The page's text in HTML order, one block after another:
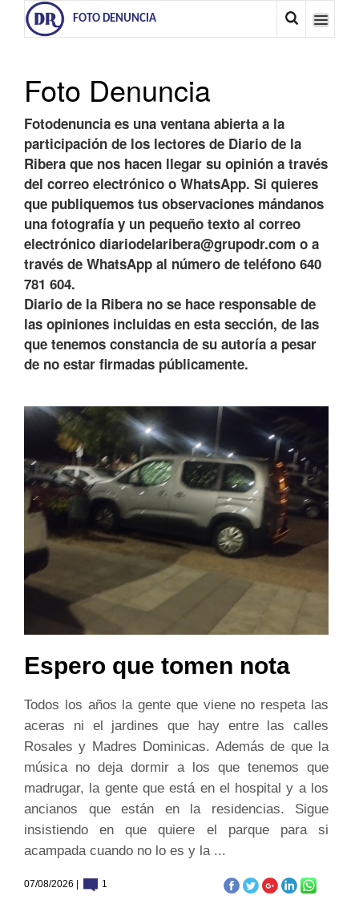
FOTO DENUNCIA
Foto Denuncia
Fotodenuncia es una ventana abierta a la
participación de los lectores de Diario de la
Ribera que nos hacen llegar su opinión a través
del correo electrónico o WhatsApp. Si quieres
que publiquemos tus observaciones mándanos
una fotografía y un pequeño texto al correo
electrónico diariodelaribera@grupodr.com o a
través de WhatsApp al número de teléfono 640
781 604.
Diario de la Ribera no se hace responsable de
las opiniones incluidas en esta sección, de las
que tenemos constancia de su autoría a pesar
de no estar firmadas públicamente.
Espero que tomen nota
Todos los años la gente que viene no respeta las
aceras ni el jardines que hay entre las calles
Rosales y Madres Dominicas. Además de que la
música no deja dormir a los que tenemos que
madrugar, la gente que está en el hospital y a los
ancianos que están en la residencias. Sigue
insistiendo en que quiere el parque para si
acampada cuando no lo es y la ...
07/08/2026 | 1